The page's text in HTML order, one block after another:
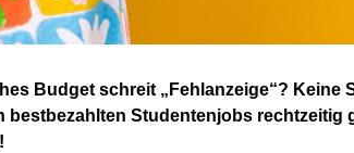
Budget schreit „Fehlanzeige“? Keine
bestbezahlten Studentenjobs rechtzeitig